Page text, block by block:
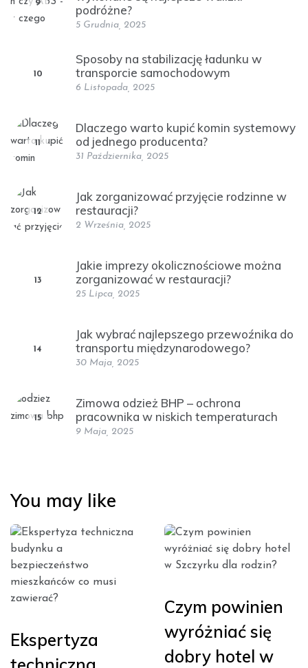
9
podróżne?
5 Grudnia, 2025
10
Sposoby na stabilizację ładunku w
transporcie samochodowym
6 Listopada, 2025
11
Dlaczego warto kupić komin systemowy
od jednego producenta?
31 Października, 2025
12
Jak zorganizować przyjęcie rodzinne w
restauracji?
2 Września, 2025
13
Jakie imprezy okolicznościowe można
zorganizować w restauracji?
25 Lipca, 2025
14
Jak wybrać najlepszego przewoźnika do
transportu międzynarodowego?
30 Maja, 2025
15
Zimowa odzież BHP – ochrona
pracownika w niskich temperaturach
9 Maja, 2025
You may like
Ekspertyza
Czym powinien
wyróżniać się
dobry hotel w